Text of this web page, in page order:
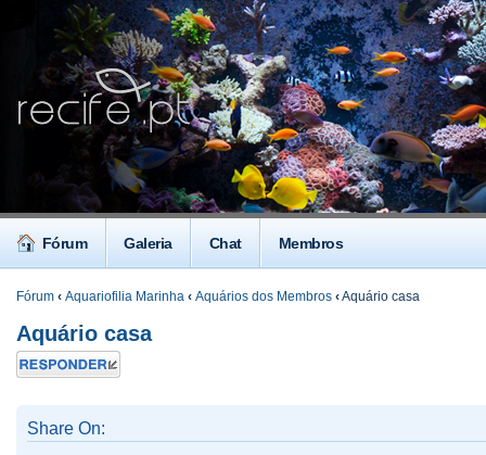
Fórum Galeria Chat Membros
Fórum ‹ Aquariofilia Marinha ‹ Aquários dos Membros ‹Aquário casa
Aquário casa
Responder
Share On: